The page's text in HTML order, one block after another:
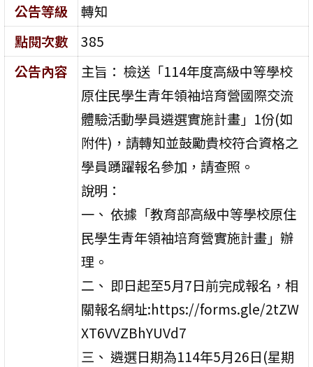
公告等級
轉知
點閱次數
385
公告內容
主旨： 檢送「114年度高級中等學校
原住民學生青年領袖培育營國際交流
體驗活動學員遴選實施計畫」1份(如
附件)，請轉知並鼓勵貴校符合資格之
學員踴躍報名參加，請查照。
說明：
一、 依據「教育部高級中等學校原住
民學生青年領袖培育營實施計畫」辦
理。
二、 即日起至5月7日前完成報名，相
關報名網址:https://forms.gle/2tZW
XT6VVZBhYUVd7
三、 遴選日期為114年5月26日(星期